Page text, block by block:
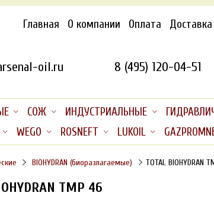
Главная О компании Оплата Доставка
oil.ru 8 (495) 120-04-51
СОЖ ИНДУСТРИАЛЬНЫЕ
WEGO ROSNEFT LUKOIL
BIOHYDRAN (биоразлагаемые) TOTAL BIOHYDRAN
TMP 46